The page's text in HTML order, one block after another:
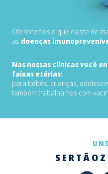
Oferecemos o que existe de
as doenças
Nas nossas clínicas você
faixas etárias:
para bebês, crianças,
também trabalhamos com